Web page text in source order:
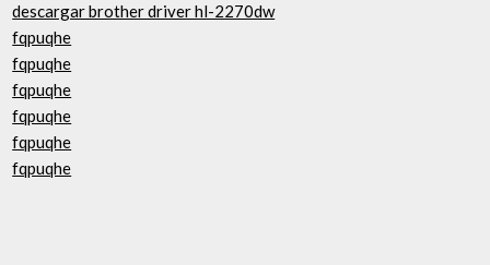
descargar brother driver hl-2270dw
fqpuqhe
fqpuqhe
fqpuqhe
fqpuqhe
fqpuqhe
fqpuqhe